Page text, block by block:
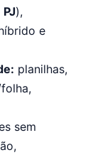
PJ),
e
planilhas,
sem